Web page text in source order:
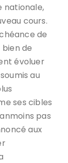
nationale,
cours.
de
de
évoluer
au
ses cibles
pas
aux